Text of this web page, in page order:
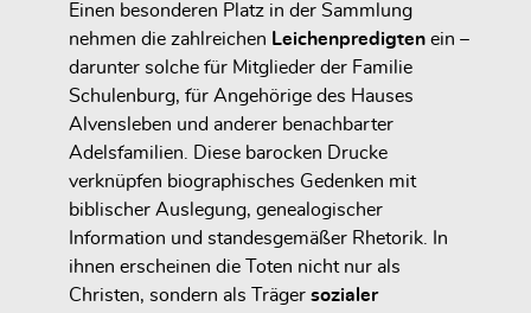
Einen besonderen Platz in der Sammlung
nehmen die zahlreichen Leichenpredigten ein –
darunter solche für Mitglieder der Familie
Schulenburg, für Angehörige des Hauses
Alvensleben und anderer benachbarter
Adelsfamilien. Diese barocken Drucke
verknüpfen biographisches Gedenken mit
biblischer Auslegung, genealogischer
Information und standesgemäßer Rhetorik. In
ihnen erscheinen die Toten nicht nur als
Christen, sondern als Träger sozialer